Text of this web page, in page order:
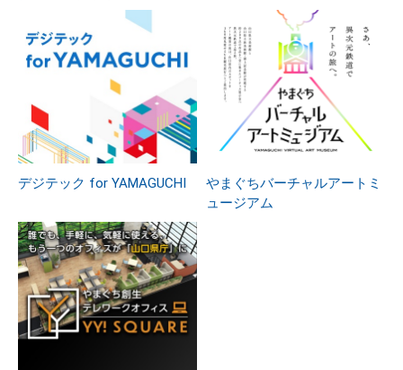
デジテック for YAMAGUCHI
やまぐちバーチャルアートミ
ュージアム